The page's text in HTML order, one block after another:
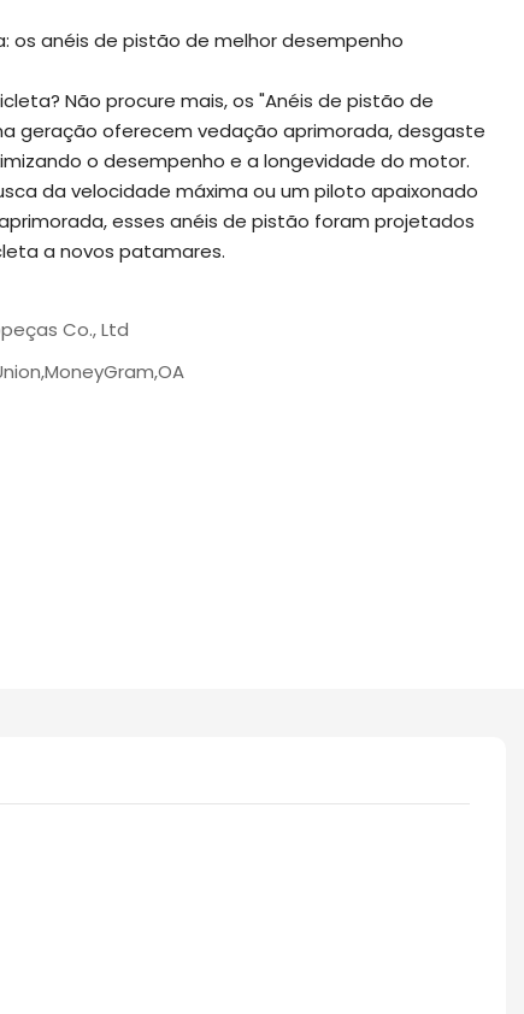
os anéis de pistão de melhor desempenho
Não procure mais, os "Anéis de pistão de
geração oferecem vedação aprimorada, desgaste
o desempenho e a longevidade do motor.
da velocidade máxima ou um piloto apaixonado
esses anéis de pistão foram projetados
a novos patamares.
Co., Ltd